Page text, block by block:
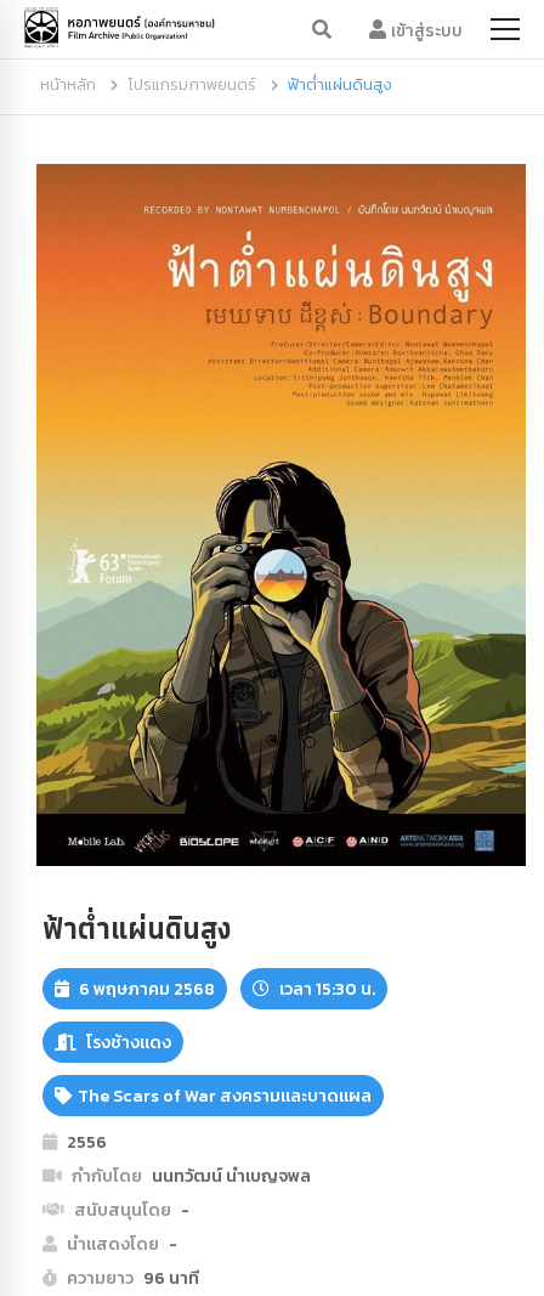
เข้าสู่ระบบ
หน้าหลัก โปรแกรมภาพยนตร์ ฟ้าต่ำแผ่นดินสูง
ฟ้าต่ำแผ่นดินสูง
6 พฤษภาคม 2568 เวลา 15:30 น.
โรงช้างแดง
The Scars of War สงครามและบาดแผล
2556
กำกับโดย นนทวัฒน์ นำเบญจพล
สนับสนุนโดย -
นำแสดงโดย -
ความยาว 96 นาที